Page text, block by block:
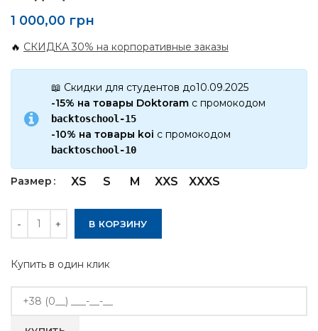
1 000,00 грн
🔥 СКИДКА 30% на корпоративные заказы
📖 Скидки для студентов до10.09.2025
-15% на товары Doktoram с промокодом
backtoschool-15
-10% на товары koi с промокодом
backtoschool-10
Размер XS S M XXS XXXS
В КОРЗИНУ
Купить в один клик